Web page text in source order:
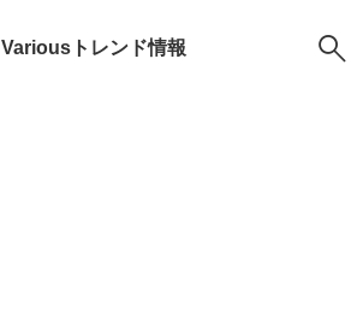
Variousトレンド情報